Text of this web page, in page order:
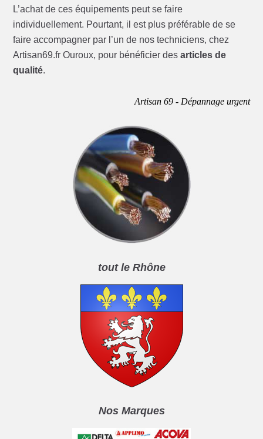
L’achat de ces équipements peut se faire
individuellement. Pourtant, il est plus préférable de se
faire accompagner par l’un de nos techniciens, chez
Artisan69.fr Ouroux, pour bénéficier desarticles de
qualité.
Artisan 69 - Dépannage urgent
tout le Rhône
Nos Marques